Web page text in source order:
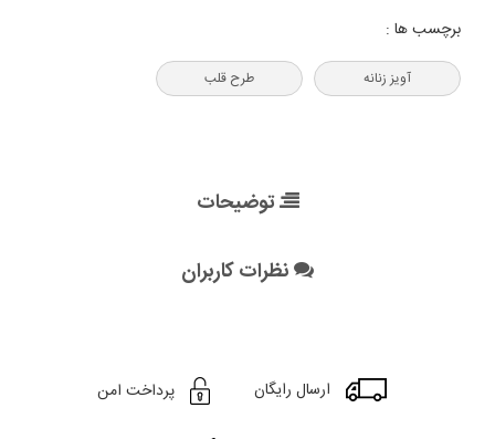
برچسب ها :
آویز زنانه طرح قلب
توضیحات
نظرات کاربران
ارسال رایگان پرداخت امن